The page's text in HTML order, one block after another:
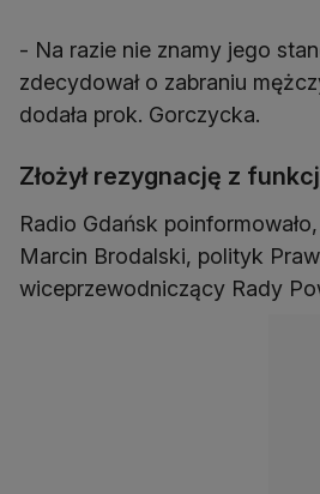
- Na razie nie znamy jego
zdecydował o zabraniu
dodała prok. Gorczycka.
Złożył rezygnację z
Radio Gdańsk
Marcin Brodalski, polityk
wiceprzewodniczący Rady